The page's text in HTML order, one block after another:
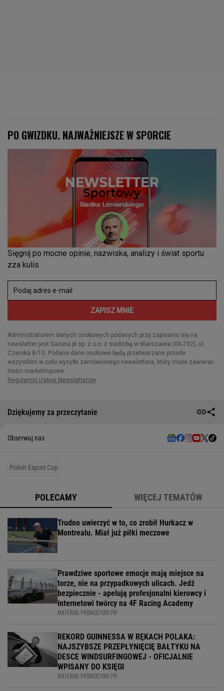
Dziękujemy za przeczytanie
Obserwuj nas
Polish Esport Cup
POLECAMY WIĘCEJ TEMATÓW
Trudno uwierzyć w to, co zrobił Hurkacz w
Montrealu. Miał już piłki meczowe
Prawdziwe sportowe emocje mają miejsce na
torze, nie na przypadkowych ulicach. Jedź
bezpiecznie - apelują profesjonalni kierowcy i
internetowi twórcy na 4F Racing Academy
MATERIAŁ PROMOCYJNY PR
REKORD GUINNESSA W RĘKACH POLAKA:
NAJSZYBSZE PRZEPŁYNIĘCIĘ BAŁTYKU NA
DESCE WINDSURFINGOWEJ - OFICJALNIE
WPISANY DO KSIĘGI
MATERIAŁ PROMOCYJNY PR